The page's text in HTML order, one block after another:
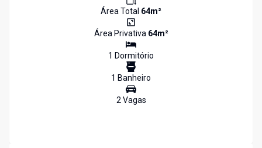
Área Total 64m²
Área Privativa 64m²
1 Dormitório
1 Banheiro
2Vagas